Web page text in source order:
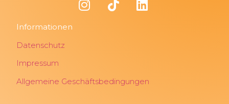
Informationen
Datenschutz
Impressum
Allgemeine Geschäftsbedingungen